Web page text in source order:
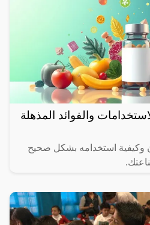
والفوائد المذهلة
وكيفية استخدامه بشكل صحيح